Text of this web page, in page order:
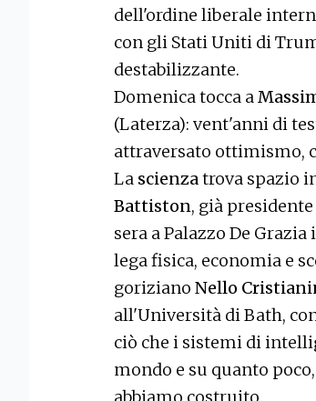
dell'ordine liberale
con gli Stati Uniti di
destabilizzante.
Domenica tocca a
(Laterza): vent'anni di
attraversato ottimismo,
La scienzatrova spazio
Battiston, già
sera a Palazzo De Grazia
lega fisica, economia e
goriziano Nello
all'Università di Bath,
ciò che i sistemi di
mondo e su quanto